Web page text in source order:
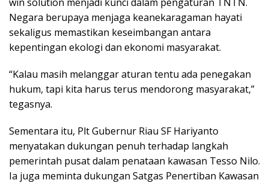
Negara berupaya menjaga keanekaragaman hayati
sekaligus memastikan keseimbangan antara
kepentingan ekologi dan ekonomi masyarakat.
“Kalau masih melanggar aturan tentu ada penegakan
hukum, tapi kita harus terus mendorong masyarakat,”
tegasnya.
Sementara itu, Plt Gubernur Riau SF Hariyanto
menyatakan dukungan penuh terhadap langkah
pemerintah pusat dalam penataan kawasan Tesso Nilo.
Ia juga meminta dukungan Satgas Penertiban Kawasan